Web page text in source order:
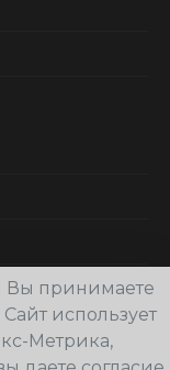
Вы принимаете
Сайт использует
Метрика,